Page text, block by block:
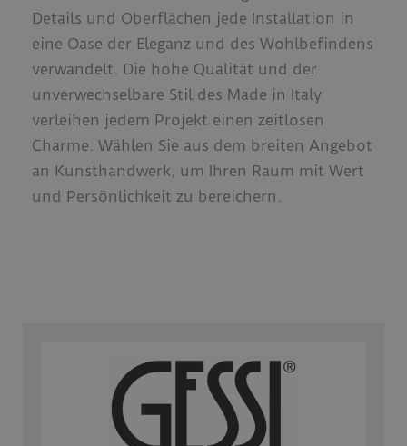
Details und Oberflächen jede Installation in
eine Oase der Eleganz und des Wohlbefindens
verwandelt. Die hohe Qualität und der
unverwechselbare Stil des Made in Italy
verleihen jedem Projekt einen zeitlosen
Charme. Wählen Sie aus dem breiten Angebot
an Kunsthandwerk, um Ihren Raum mit Wert
und Persönlichkeit zu bereichern.